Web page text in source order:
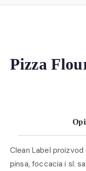
Pizza
Clean Label proizvod
pinsa, foccacia i sl.